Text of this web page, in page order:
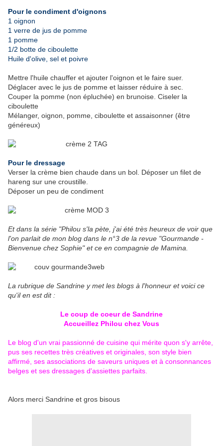
Pour le condiment d'oignons
1 oignon
1 verre de jus de pomme
1 pomme
1/2 botte de ciboulette
Huile d'olive, sel et poivre
Mettre l'huile chauffer et ajouter l'oignon et le faire suer.
Déglacer avec le jus de pomme et laisser réduire à sec.
Couper la pomme (non épluchée) en brunoise. Ciseler la
ciboulette
Mélanger, oignon, pomme, ciboulette et assaisonner (être
généreux)
Pour le dressage
Verser la crème bien chaude dans un bol. Déposer un filet de
hareng sur une croustille.
Déposer un peu de condiment
Et dans la série "Philou s'la pète, j'ai été très heureux de voir que
l'on parlait de mon blog dans le n°3 de la revue "Gourmande -
Bienvenue chez Sophie" et ce en compagnie de Mamina.
La rubrique de Sandrine y met les blogs à l'honneur et voici ce
qu'il en est dit :
Le coup de coeur de Sandrine
Accueillez Philou chez Vous
Le blog d'un vrai passionné de cuisine qui mérite quon s'y arrête,
pus ses recettes très créatives et originales, son style bien
affirmé, ses associations de saveurs uniques et à consonnances
belges et ses dressages d'assiettes parfaits.
Alors merci Sandrine et gros bisous